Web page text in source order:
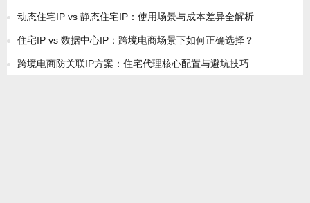
动态住宅IP vs 静态住宅IP：使用场景与成本差异全解析
住宅IP vs 数据中心IP：跨境电商场景下如何正确选择？
跨境电商防关联IP方案：住宅代理核心配置与避坑技巧